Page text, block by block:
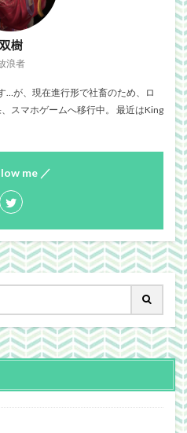
双樹
浪者
…が、現在進行形で社畜のため、ロ
スマホゲームへ移行中。 最近はKing
me ／